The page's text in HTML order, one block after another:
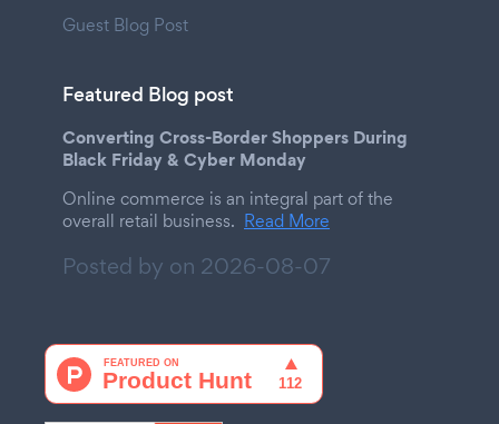
Guest Blog Post
Featured Blog post
Converting Cross-Border Shoppers During
Black Friday & Cyber Monday
Online commerce is an integral part of the
overall retail business. Read More
Posted by on 2026-08-07